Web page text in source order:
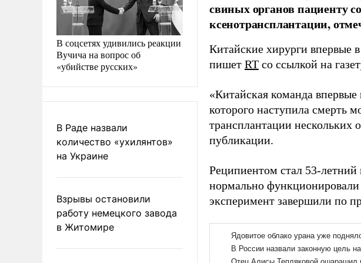
В соцсетях удивились реакции
Вучича на вопрос об
«убийстве русских»
В Раде назвали
количество «ухилянтов»
на Украине
Взрывы остановили
работу немецкого завода
в Житомире
свиных органов пациенту
ксенотрансплантации,
Китайские хирурги впервые
пишет RT со ссылкой на
«Китайская команда
которого наступила смерть
трансплантации нескольких
публикации.
Реципиентом стал 53-
нормально
эксперимент завершили по